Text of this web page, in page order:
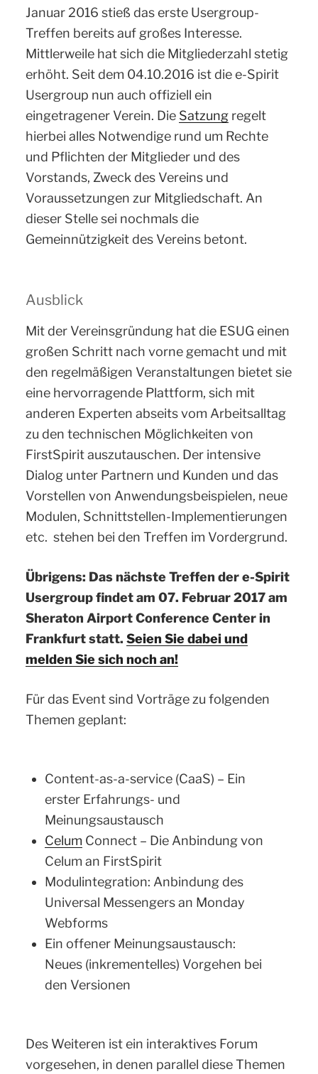
Januar 2016 stieß das erste Usergroup-
Treffen bereits auf großes Interesse.
Mittlerweile hat sich die Mitgliederzahl stetig
erhöht. Seit dem 04.10.2016 ist die e-Spirit
Usergroup nun auch offiziell ein
eingetragener Verein. Die Satzung regelt
hierbei alles Notwendige rund um Rechte
und Pflichten der Mitglieder und des
Vorstands, Zweck des Vereins und
Voraussetzungen zur Mitgliedschaft. An
dieser Stelle sei nochmals die
Gemeinnützigkeit des Vereins betont.
Ausblick
Mit der Vereinsgründung hat die ESUG einen
großen Schritt nach vorne gemacht und mit
den regelmäßigen Veranstaltungen bietet sie
eine hervorragende Plattform, sich mit
anderen Experten abseits vom Arbeitsalltag
zu den technischen Möglichkeiten von
FirstSpirit auszutauschen. Der intensive
Dialog unter Partnern und Kunden und das
Vorstellen von Anwendungsbeispielen, neue
Modulen, Schnittstellen-Implementierungen
etc. stehen bei den Treffen im Vordergrund.
Übrigens: Das nächste Treffen der e-Spirit
Usergroup findet am 07. Februar 2017 am
Sheraton Airport Conference Center in
Frankfurt statt. Seien Sie dabei und
melden Sie sich noch an!
Für das Event sind Vorträge zu folgenden
Themen geplant:
Content-as-a-service (CaaS) – Ein
erster Erfahrungs- und
Meinungsaustausch
Celum Connect – Die Anbindung von
Celum an FirstSpirit
Modulintegration: Anbindung des
Universal Messengers an Monday
Webforms
Ein offener Meinungsaustausch:
Neues (inkrementelles) Vorgehen bei
den Versionen
Des Weiteren ist ein interaktives Forum
vorgesehen, in denen parallel diese Themen